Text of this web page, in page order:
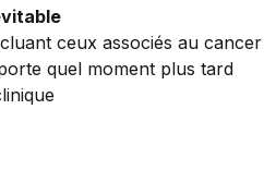
ceux associés au cancer
quel moment plus tard